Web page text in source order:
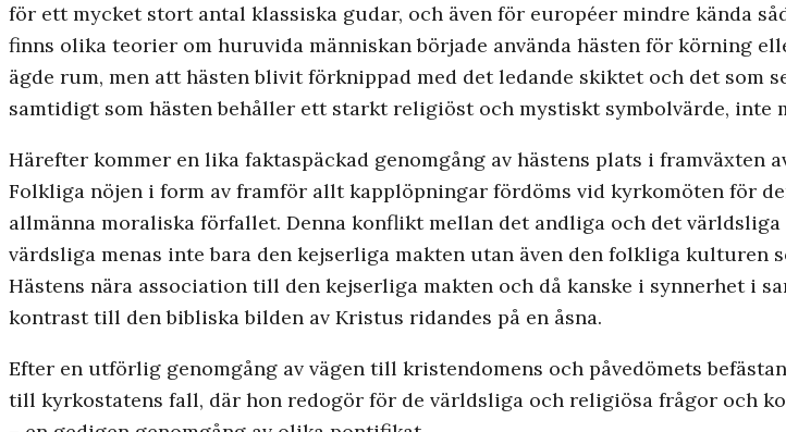
för ett mycket stort antal klassiska gudar, och även för européer mindre kända
finns olika teorier om huruvida människan började använda hästen för körning
ägde rum, men att hästen blivit förknippad med det ledande skiktet och det som
samtidigt som hästen behåller ett starkt religiöst och mystiskt symbolvärde, inte
Härefter kommer en lika faktaspäckad genomgång av hästens plats i framväxten
Folkliga nöjen i form av framför allt kapplöpningar fördöms vid kyrkomöten för
allmänna moraliska förfallet. Denna konflikt mellan det andliga och det
värdsliga menas inte bara den kejserliga makten utan även den folkliga kulturen
Hästens nära association till den kejserliga makten och då kanske i synnerhet i
kontrast till den bibliska bilden av Kristus ridandes på en åsna.
Efter en utförlig genomgång av vägen till kristendomens och påvedömets
till kyrkostatens fall, där hon redogör för de världsliga och religiösa frågor och